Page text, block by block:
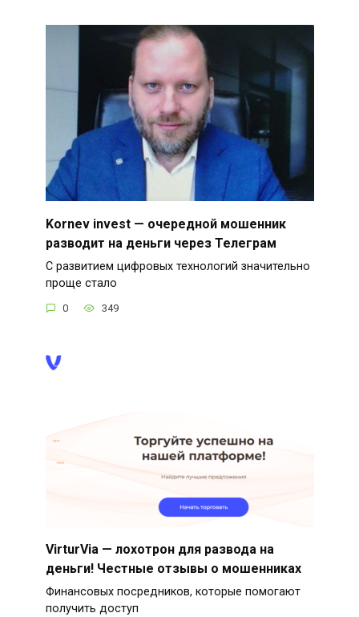
Kornev invest — очередной мошенник
разводит на деньги через Телеграм
С развитием цифровых технологий значительно
проще стало
0 349
VirturVia — лохотрон для развода на
деньги! Честные отзывы о мошенниках
Финансовых посредников, которые помогают
получить доступ